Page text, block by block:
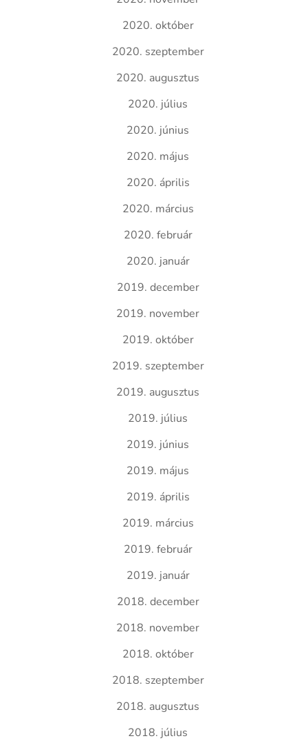
2020. október
2020. szeptember
2020. augusztus
2020. július
2020. június
2020. május
2020. április
2020. március
2020. február
2020. január
2019. december
2019. november
2019. október
2019. szeptember
2019. augusztus
2019. július
2019. június
2019. május
2019. április
2019. március
2019. február
2019. január
2018. december
2018. november
2018. október
2018. szeptember
2018. augusztus
2018. július